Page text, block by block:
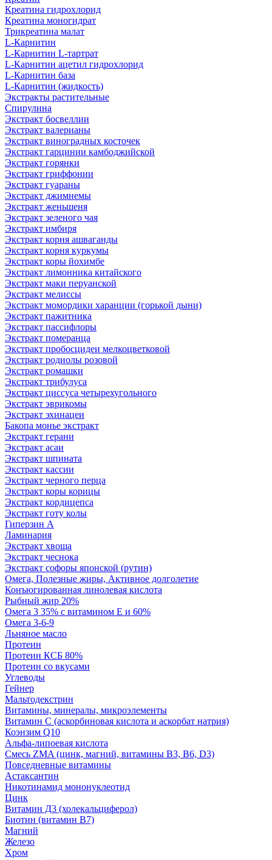
Креатина гидрохлорид
Креатина моногидрат
Трикреатина малат
L-Карнитин
L-Карнитин L-тартрат
L-Карнитин ацетил гидрохлорид
L-Карнитин база
L-Карнитин (жидкость)
Экстракты растительные
Спирулина
Экстракт босвеллии
Экстракт валерианы
Экстракт виноградных косточек
Экстракт гарцинии камбоджийской
Экстракт горянки
Экстракт гриффонии
Экстракт гуараны
Экстракт джимнемы
Экстракт женьшеня
Экстракт зеленого чая
Экстракт имбиря
Экстракт корня ашваганды
Экстракт корня куркумы
Экстракт коры йохимбе
Экстракт лимонника китайского
Экстракт маки перуанской
Экстракт мелиссы
Экстракт момордики харанции (горькой дыни)
Экстракт пажитника
Экстракт пассифлоры
Экстракт померанца
Экстракт пробосцидеи мелкоцветковой
Экстракт родиолы розовой
Экстракт ромашки
Экстракт трибулуса
Экстракт циссуса четырехугольного
Экстракт эврикомы
Экстракт эхинацеи
Бакопа монье экстракт
Экстракт герани
Экстракт асаи
Экстракт шпината
Экстракт кассии
Экстракт черного перца
Экстракт коры корицы
Экстракт кордицепса
Экстракт готу колы
Гиперзин А
Ламинария
Экстракт хвоща
Экстракт чеснока
Экстракт софоры японской (рутин)
Омега, Полезные жиры, Активное долголетие
Конъюгированная линолевая кислота
Рыбный жир 20%
Омега 3 35% с витамином Е и 60%
Омега 3-6-9
Льняное масло
Протеин
Протеин КСБ 80%
Протеин со вкусами
Углеводы
Гейнер
Мальтодекстрин
Витамины, минералы, микроэлементы
Витамин C (аскорбиновая кислота и аскорбат натрия)
Коэнзим Q10
Альфа-липоевая кислота
Смесь ZMA (цинк, магний, витамины B3, B6, D3)
Повседневные витамины
Астаксантин
Никотинамид мононуклеотид
Цинк
Витамин Д3 (холекальциферол)
Биотин (витамин B7)
Магний
Железо
Хром